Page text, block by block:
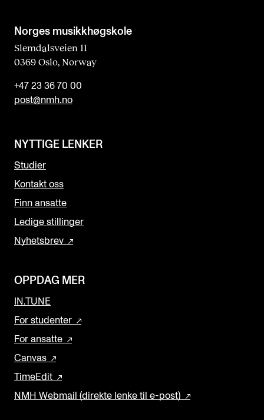
Norges musikk­høgskole
Slemdalsveien 11
0369 Oslo, Norway
+47 23 36 70 00
post@nmh.no
NYTTIGE LENKER
Studier
Kontakt oss
Finn ansatte
Ledige stillinger
Nyhetsbrev
OPPDAG MER
IN.TUNE
For studenter
For ansatte
Canvas
TimeEdit
NMH Webmail (direkte lenke til e-post)